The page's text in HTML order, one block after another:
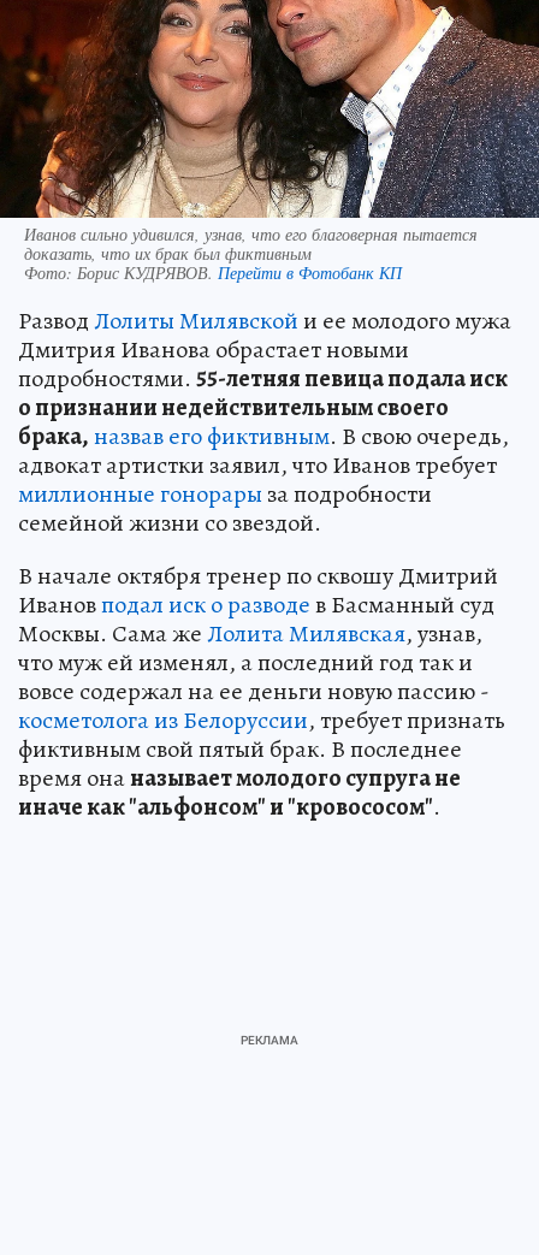
Иванов сильно удивился, узнав, что его благоверная пытается
доказать, что их брак был фиктивным
Фото: Борис КУДРЯВОВ. Перейти в Фотобанк КП
РазводЛолиты Милявскойи ее молодого мужа
Дмитрия Иванова обрастает новыми
подробностями. 55-летняя певица подала иск
о признании недействительным своего
брака,назвав его фиктивным. В свою очередь,
адвокат артистки заявил, что Иванов требует
миллионные гонорары за подробности
семейной жизни со звездой.
В начале октября тренер по сквошу Дмитрий
Ивановподал иск о разводев Басманный суд
Москвы. Сама жеЛолита Милявская, узнав,
что муж ей изменял, а последний год так и
вовсе содержал на ее деньги новую пассию -
косметолога из Белоруссии, требует признать
фиктивным свой пятый брак. В последнее
время онаназывает молодого супруга не
иначе как "альфонсом" и "кровососом".